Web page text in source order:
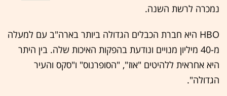
נמכרה לרשת השנה.
HBO היא חברת הכבלים הגדולה ביותר בארה"ב עם למעלה
מ-40 מיליון מנויים ונודעת בהפקות האיכות שלה. בין היתר
היא אחראית ללהיטים "אוז", "הסופרנוס" ו"סקס והעיר
הגדולה".